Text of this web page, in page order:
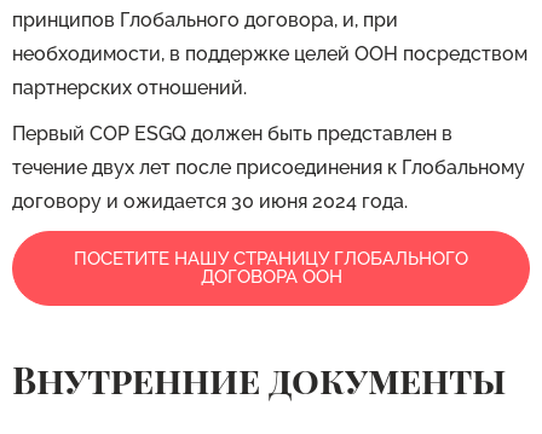
принципов Глобального договора, и, при
необходимости, в поддержке целей ООН посредством
партнерских отношений.
Первый COP ESGQ должен быть представлен в
течение двух лет после присоединения к Глобальному
договору и ожидается 30 июня 2024 года.
ПОСЕТИТЕ НАШУ СТРАНИЦУ ГЛОБАЛЬНОГО
ДОГОВОРА ООН
Внутренние документы